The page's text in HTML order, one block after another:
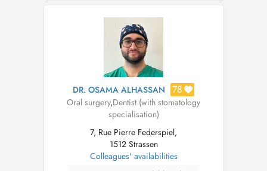
heures voire même des jours. Nous somm...
DR. OSAMA ALHASSAN 78
Oral surgery,Dentist (with stomatology
specialisation)
7, Rue Pierre Federspiel,
1512 Strassen
Colleagues' availabilities